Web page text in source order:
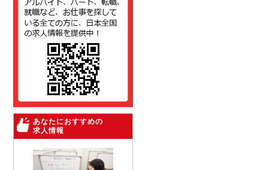
あなたにおすすめの
求人情報